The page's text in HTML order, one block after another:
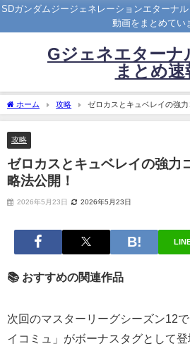
SDガンダムジージェネレーションエターナ
動画をまとめてい
Gジェネエターナ
まとめ速
ホーム 攻略 ゼロカスとキュベレイの強
攻略
ゼロカスとキュベレイの強力
略法公開！
2026年5月23日 2026年5月23日
📚 おすすめの関連作品
次回のマスターリーグシーズン12
イコミュ」がボーナスタグとして